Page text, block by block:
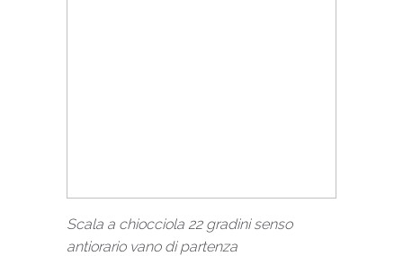
Scala a chiocciola 22 gradini senso
antiorario vano di partenza